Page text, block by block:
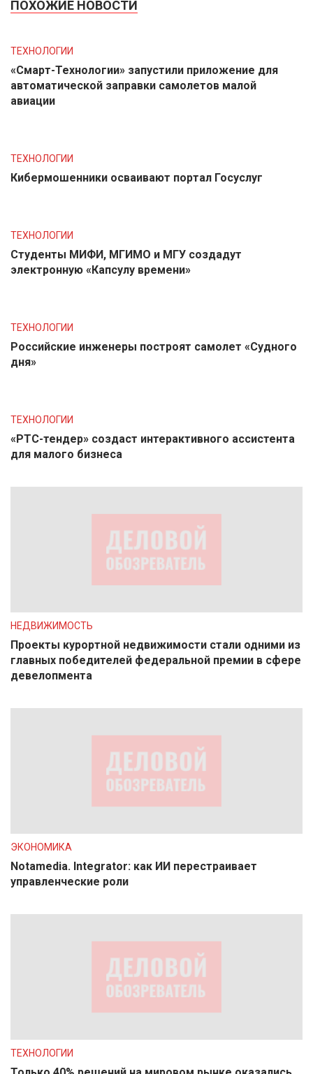
ПОХОЖИЕ НОВОСТИ
ТЕХНОЛОГИИ
«Смарт-Технологии» запустили приложение для
автоматической заправки самолетов малой
авиации
ТЕХНОЛОГИИ
Кибермошенники осваивают портал Госуслуг
ТЕХНОЛОГИИ
Студенты МИФИ, МГИМО и МГУ создадут
электронную «Капсулу времени»
ТЕХНОЛОГИИ
Российские инженеры построят самолет «Судного
дня»
ТЕХНОЛОГИИ
«РТС-тендер» создаст интерактивного ассистента
для малого бизнеса
НЕДВИЖИМОСТЬ
Проекты курортной недвижимости стали одними из
главных победителей федеральной премии в сфере
девелопмента
ЭКОНОМИКА
Notamedia. Integrator: как ИИ перестраивает
управленческие роли
ТЕХНОЛОГИИ